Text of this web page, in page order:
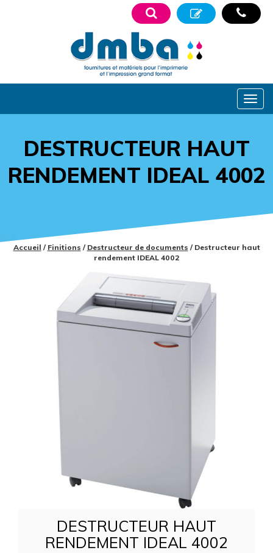
DESTRUCTEUR HAUT
RENDEMENT IDEAL 4002
Accueil / Finitions / Destructeur de documents / Destructeur haut
rendement IDEAL 4002
DESTRUCTEUR HAUT
RENDEMENT IDEAL 4002